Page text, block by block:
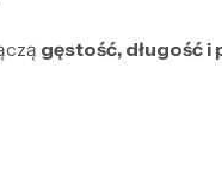
gęstość, długość i